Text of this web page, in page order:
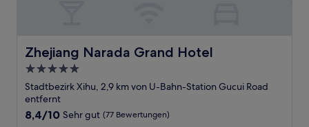
Zhejiang Narada Grand Hotel
Zhejiang Narada Grand Hotel
5.0-
Sterne-
Unterkunft
Stadtbezirk Xihu, 2,9 km von U-Bahn-Station Gucui Road
entfernt
8.4
8,4/10 Sehr gut (77 Bewertungen)